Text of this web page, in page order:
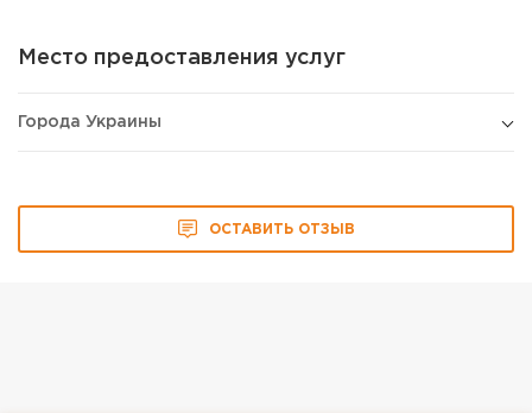
Место предоставления услуг
Города Украины
ОСТАВИТЬ ОТЗЫВ